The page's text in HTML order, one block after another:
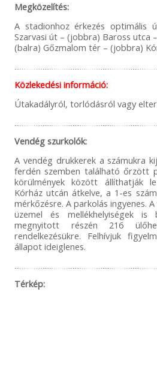
Megközelítés:
A stadionhoz érkezés optimális
Szarvasi út – (jobbra) Baross utca
(balra) Gőzmalom tér – (jobbra)
Közlekedési információ:
Útakadályról, torlódásról vagy
Vendég szurkolók:
A vendég drukkerek a számukra
ferdén szemben található őrzött
körülmények között állíthatják
Kórház utcán átkelve, a 1-es
mérkőzésre. A parkolás ingyenes.
üzemel és mellékhelyiségek
megnyitott részén 216
rendelkezésükre. Felhívjuk
állapot ideiglenes.
Térkép: